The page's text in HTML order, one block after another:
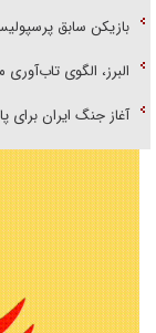
بازیکن سابق
البرز، الگوی
آغاز جنگ ایران برای